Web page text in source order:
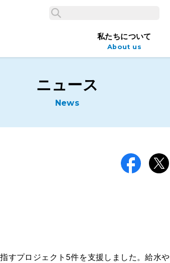
検索
私たちについて
About us
ニュース
News
すプロジェクト5件を支援しました。給水や